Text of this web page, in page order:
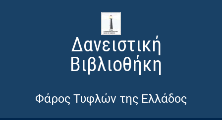
Δανειστική
Βιβλιοθήκη
Φάρος Τυφλών της Ελλάδος